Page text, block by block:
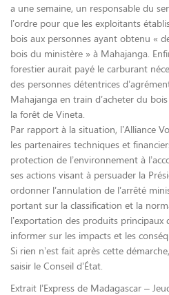
a une semaine, un responsable du
l’ordre pour que les exploitants
bois aux personnes ayant obtenu «
bois du ministère » à Mahajanga.
forestier aurait payé le carburant
des personnes détentrices
Mahajanga en train d’acheter du
la forêt de Vineta.
Par rapport à la situation, l’Alliance
les partenaires techniques et
protection de l’environnement à
ses actions visant à persuader la
ordonner l’annulation de l’arrêté
portant sur la classification et la
l’exportation des produits principaux
informer sur les impacts et les
Si rien n’est fait après cette
saisir le Conseil d’État.
Extrait l’Express de Madagascar –